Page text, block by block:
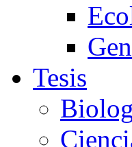
Tesis